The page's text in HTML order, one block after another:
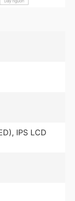
tivi với hình
có độ sáng
mang đến
IPS LCD